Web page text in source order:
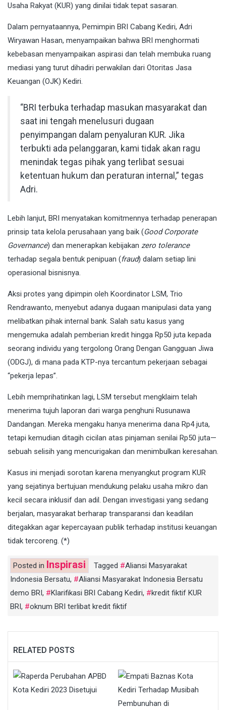
Usaha Rakyat (KUR) yang dinilai tidak tepat sasaran.
Dalam pernyataannya, Pemimpin BRI Cabang Kediri, Adri
Wiryawan Hasan, menyampaikan bahwa BRI menghormati
kebebasan menyampaikan aspirasi dan telah membuka ruang
mediasi yang turut dihadiri perwakilan dari Otoritas Jasa
Keuangan (OJK) Kediri.
“BRI terbuka terhadap masukan masyarakat dan
saat ini tengah menelusuri dugaan
penyimpangan dalam penyaluran KUR. Jika
terbukti ada pelanggaran, kami tidak akan ragu
menindak tegas pihak yang terlibat sesuai
ketentuan hukum dan peraturan internal,” tegas
Adri.
Lebih lanjut, BRI menyatakan komitmennya terhadap penerapan
prinsip tata kelola perusahaan yang baik (Good Corporate
Governance) dan menerapkan kebijakan zero tolerance
terhadap segala bentuk penipuan (fraud) dalam setiap lini
operasional bisnisnya.
Aksi protes yang dipimpin oleh Koordinator LSM, Trio
Rendrawanto, menyebut adanya dugaan manipulasi data yang
melibatkan pihak internal bank. Salah satu kasus yang
mengemuka adalah pemberian kredit hingga Rp50 juta kepada
seorang individu yang tergolong Orang Dengan Gangguan Jiwa
(ODGJ), di mana pada KTP-nya tercantum pekerjaan sebagai
“pekerja lepas”.
Lebih memprihatinkan lagi, LSM tersebut mengklaim telah
menerima tujuh laporan dari warga penghuni Rusunawa
Dandangan. Mereka mengaku hanya menerima dana Rp4 juta,
tetapi kemudian ditagih cicilan atas pinjaman senilai Rp50 juta—
sebuah selisih yang mencurigakan dan menimbulkan keresahan.
Kasus ini menjadi sorotan karena menyangkut program KUR
yang sejatinya bertujuan mendukung pelaku usaha mikro dan
kecil secara inklusif dan adil. Dengan investigasi yang sedang
berjalan, masyarakat berharap transparansi dan keadilan
ditegakkan agar kepercayaan publik terhadap institusi keuangan
tidak tercoreng. (*)
Posted in Inspirasi Tagged
Aliansi Masyarakat
Indonesia Bersatu,
Aliansi Masyarakat Indonesia Bersatu
demo BRI, Klarifikasi BRI Cabang Kediri,
kredit fiktif KUR
BRI, oknum BRI terlibat kredit fiktif
RELATED POSTS